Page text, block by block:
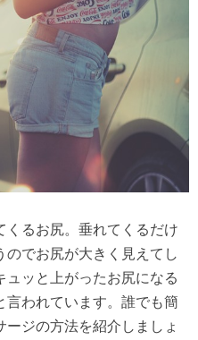
くるお尻。垂れてくるだけ
でお尻が大きく見えてし
ュッと上がったお尻になる
言われています。誰でも簡
ジの方法を紹介しましょ